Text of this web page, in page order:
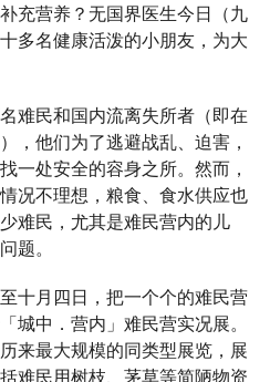
充营养？无国界医生今日（九
多名健康活泼的小朋友，为大
难民和国内流离失所者（即在
，他们为了逃避战乱、迫害，
一处安全的容身之所。然而，
况不理想，粮食、食水供应也
难民，尤其是难民营内的儿
题。
十月四日，把一个个的难民营
城中．营内」难民营实况展。
来最大规模的同类型展览，展
难民用树枝、茅草等简陋物资